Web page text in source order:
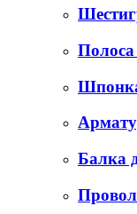
Полоса
Балка